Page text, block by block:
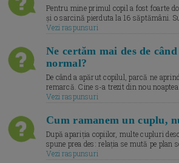
Pentru mine primul copil a fost foarte
și o sarcină pierduta la 16 săptămâni.
Vezi raspunsuri
Ne certăm mai des de
normal?
De când a apărut copilul, parcă ne
remarcă. Cine s-a trezit din nou
Vezi raspunsuri
Cum ramanem un cuplu,
După apariția copiilor, multe cupluri
spune prea des: relația se mută pe plan
Vezi raspunsuri